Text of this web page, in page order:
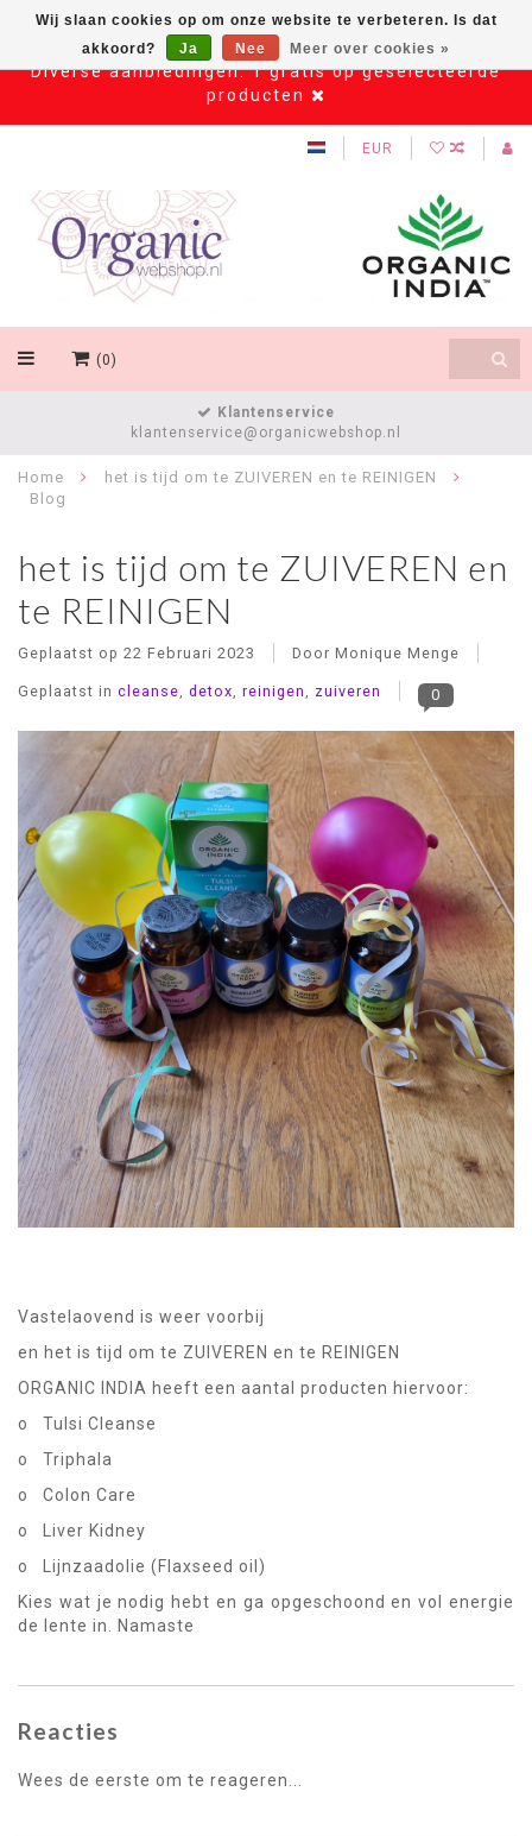
Diverse aanbiedingen: 1 gratis op geselecteerde
producten
EUR
(0)
Klantenservice
klantenservice@organicwebshop.nl
Home
het is tijd om te ZUIVEREN en te REINIGEN
Blog
het is tijd om te ZUIVEREN en
te REINIGEN
Geplaatst op 22 Februari 2023 Door Monique Menge
Geplaatst in cleanse, detox, reinigen, zuiveren 0
Vastelaovend is weer voorbij
en het is tijd om te ZUIVEREN en te REINIGEN
ORGANIC INDIA heeft een aantal producten hiervoor:
o Tulsi Cleanse
o Triphala
o Colon Care
o Liver Kidney
o Lijnzaadolie (Flaxseed oil)
Kies wat je nodig hebt en ga opgeschoond en vol energie
de lente in. Namaste
Reacties
Wees de eerste om te reageren...
Wij slaan cookies op om onze website te verbeteren. Is dat
akkoord?
Ja Nee Meer over cookies »